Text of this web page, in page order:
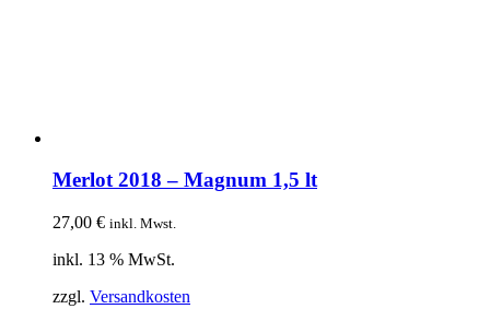
Merlot 2018 – Magnum 1,5 lt
27,00 € inkl. Mwst.
inkl. 13 % MwSt.
zzgl. Versandkosten